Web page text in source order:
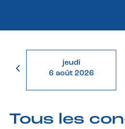
jeudi
6 août 2026
Tous les